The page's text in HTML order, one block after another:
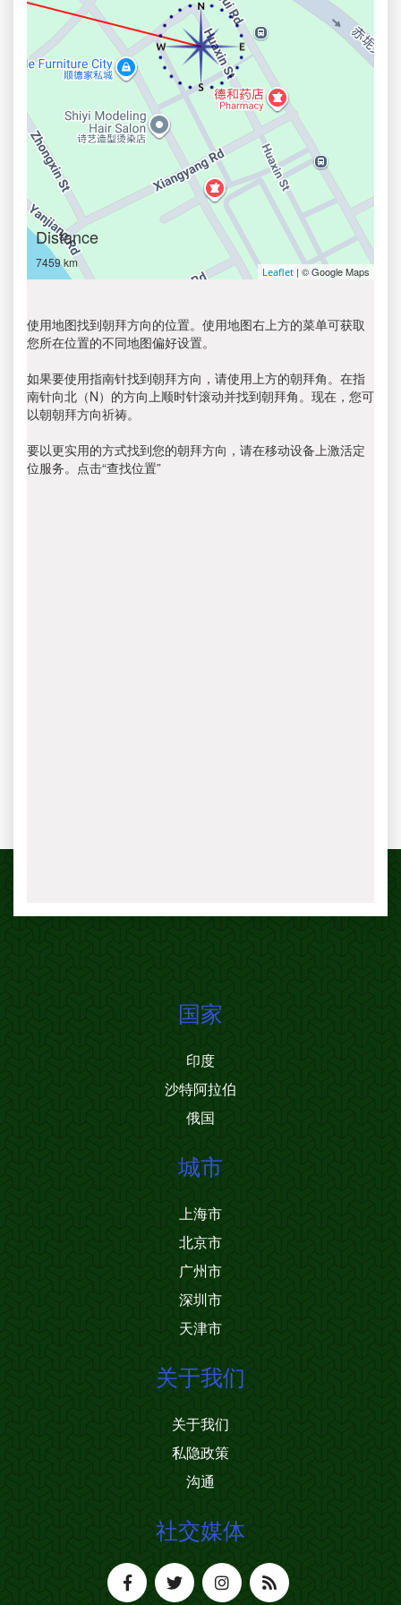
Distance
7459 km
Leaflet | © Google Maps
使用地图找到朝拜方向的位置。使用地图右上方的菜单可获取
您所在位置的不同地图偏好设置。
如果要使用指南针找到朝拜方向，请使用上方的朝拜角。在指
南针向北（N）的方向上顺时针滚动并找到朝拜角。现在，您可
以朝朝拜方向祈祷。
要以更实用的方式找到您的朝拜方向，请在移动设备上激活定
位服务。点击“查找位置”
国家
印度
沙特阿拉伯
俄国
城市
上海市
北京市
广州市
深圳市
天津市
关于我们
关于我们
私隐政策
沟通
社交媒体